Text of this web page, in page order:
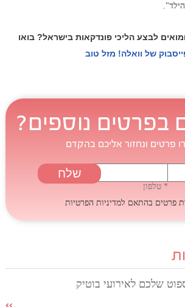
הילד".
לבצע הליכי פונדקאות בישראל? בואו
של וואלה! מזל טוב
בפרטים נוספים?
פרטים ונחזור אליכם בהקדם
* טלפון
פרטים בהתאם למדיניות הפרטיות
שלכם לאירועי בוטיק